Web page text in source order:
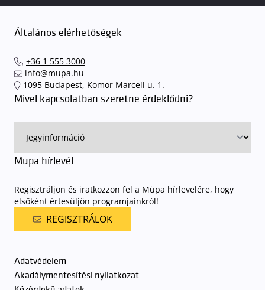
Általános elérhetőségek
+36 1 555 3000
info@mupa.hu
1095 Budapest, Komor Marcell u. 1.
Mivel kapcsolatban szeretne érdeklődni?
Müpa hírlevél
Regisztráljon és iratkozzon fel a Müpa hírlevelére, hogy
elsőként értesüljön programjainkról!
REGISZTRÁLOK
Adatvédelem
Akadálymentesítési nyilatkozat